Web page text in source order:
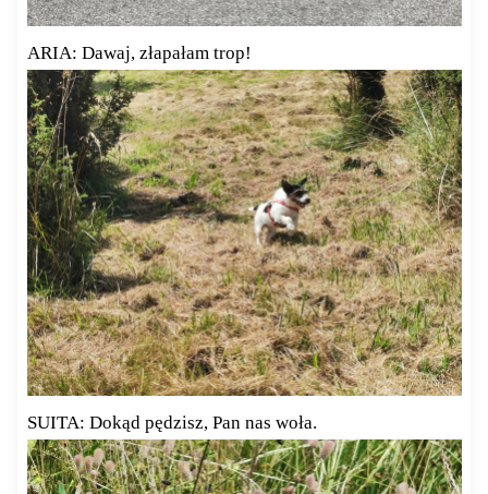
ARIA: Dawaj, złapałam trop!
SUITA: Dokąd pędzisz, Pan nas woła.